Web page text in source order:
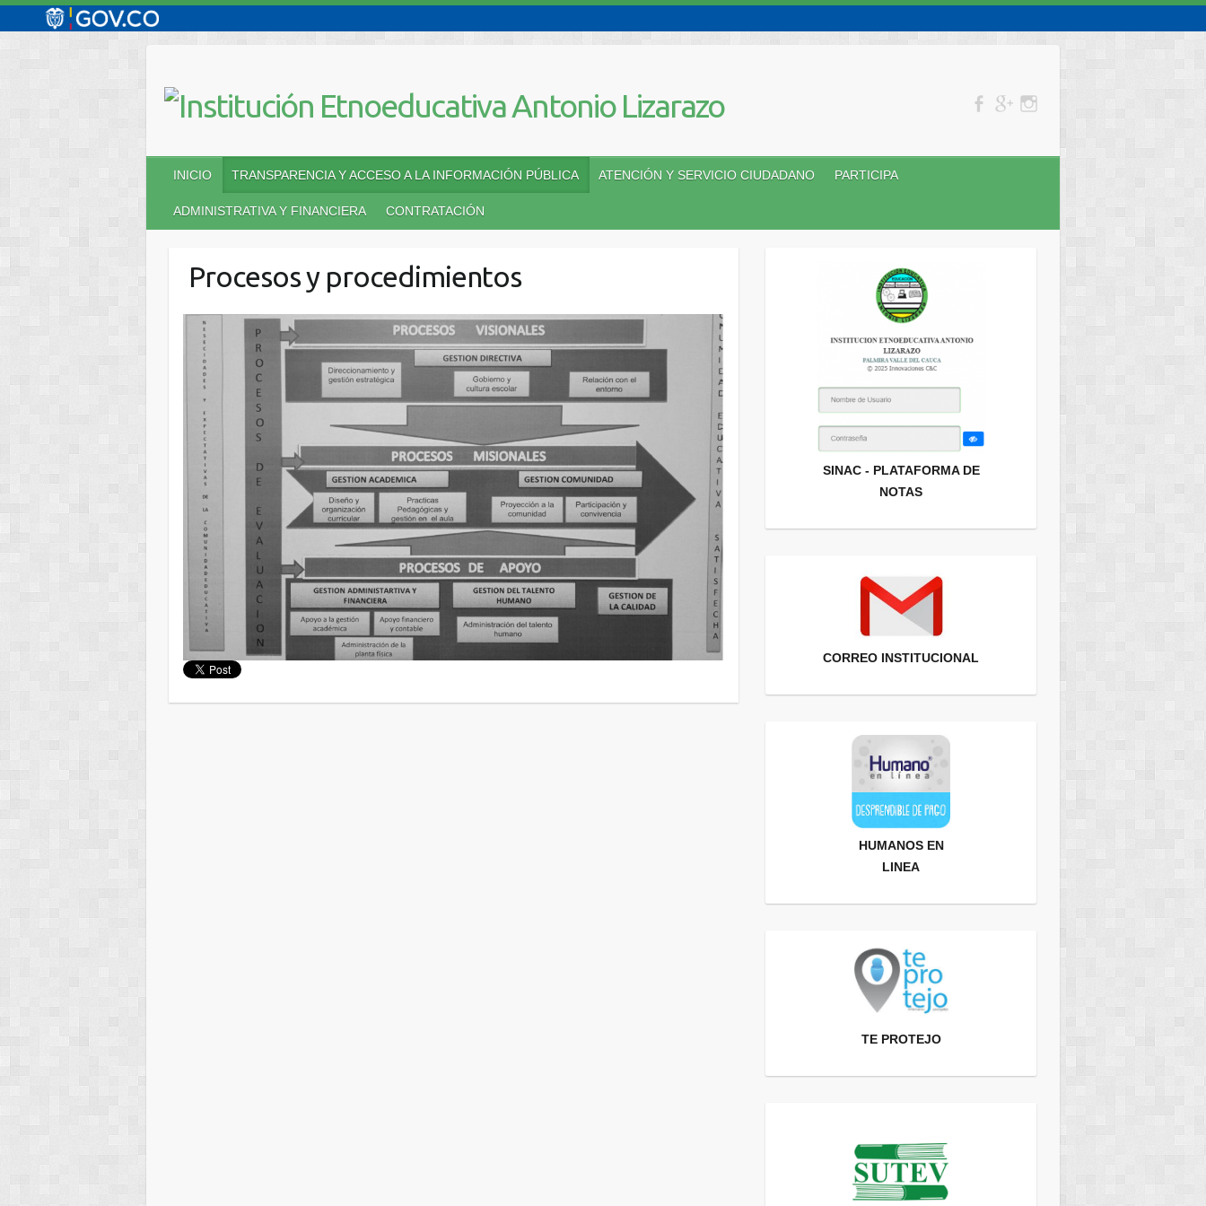
INICIO TRANSPARENCIA Y ACCESO A LA INFORMACIÓN PÚBLICA ATENCIÓN Y SERVICIO CIUDADANO PARTICIPA
ADMINISTRATIVA Y FINANCIERA CONTRATACIÓN
Procesos y procedimientos
SINAC - PLATAFORMA DE
NOTAS
CORREO INSTITUCIONAL
HUMANOS EN
LINEA
TE PROTEJO